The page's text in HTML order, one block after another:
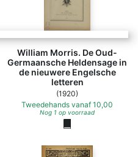
William Morris. De Oud-
Germaansche Heldensage in
de nieuwere Engelsche
letteren
(1920)
Tweedehands vanaf 10,00
Nog 1 op voorraad